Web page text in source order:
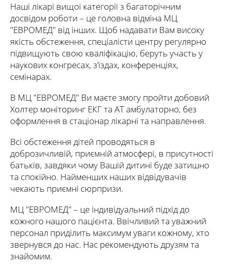
Наші лікарі вищої категорії з багаторічним
досвідом роботи – це головна відміна МЦ
"ЕВРОМЕД" від інших. Щоб надавати Вам високу
якість обстеження, спеціалісти центру регулярно
підвищують свою кваліфікацію, беруть участь у
наукових конгресах, з’їздах, конференціях,
семінарах.
В МЦ "ЕВРОМЕД" Ви маєте змогу пройти добовий
Холтер моніторинг ЕКГ та АТ амбулаторно, без
оформлення в стаціонар лікарні та направлення.
Всі обстеження дітей проводяться в
доброзичливій, приємній атмосфері, в присутності
батьків, завдяки чому Вашій дитині буде затишно
та спокійно. Найменших наших відвідувачів
чекають приємні сюрпризи.
МЦ "ЕВРОМЕД" – це індивідуальний підхід до
кожного нашого пацієнта. Ввічливий та уважний
персонал приділить максимум уваги кожному, хто
звернувся до нас. Нас рекомендують друзям та
знайомим.